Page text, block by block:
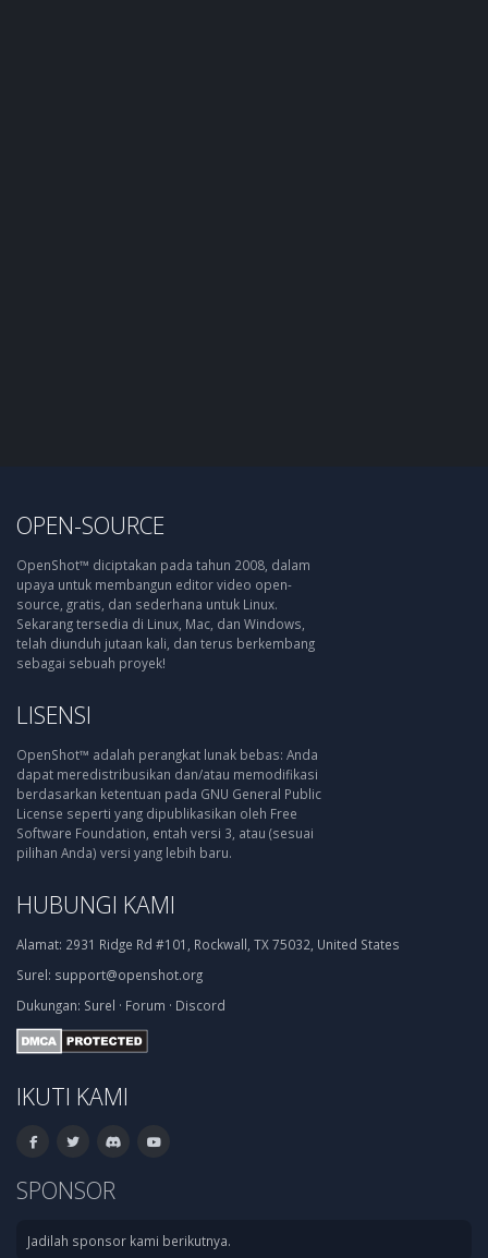
OPEN-SOURCE
OpenShot™ diciptakan pada tahun 2008, dalam
upaya untuk membangun editor video open-
source, gratis, dan sederhana untuk Linux.
Sekarang tersedia di Linux, Mac, dan Windows,
telah diunduh jutaan kali, dan terus berkembang
sebagai sebuah proyek!
LISENSI
OpenShot™ adalah perangkat lunak bebas: Anda
dapat meredistribusikan dan/atau memodifikasi
berdasarkan ketentuan pada GNU General Public
License seperti yang dipublikasikan oleh Free
Software Foundation, entah versi 3, atau (sesuai
pilihan Anda) versi yang lebih baru.
HUBUNGI KAMI
Alamat: 2931 Ridge Rd #101, Rockwall, TX 75032, United States
Surel: support@openshot.org
Dukungan: Surel · Forum · Discord
IKUTI KAMI
SPONSOR
Jadilah sponsor kami berikutnya.